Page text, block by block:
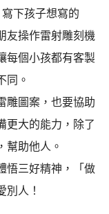
下孩子想寫的
友操作雷射雕刻機
每個小孩都有客製
同。
雕圖案，也要協助
更大的能力，除了
幫助他人。
悟三好精神，「做
別人！